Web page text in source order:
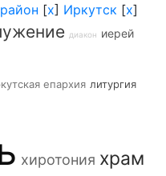
[x] Иркутск [x]
диакон иерей
епархия литургия
хиротония храм